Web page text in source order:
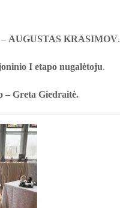
AUGUSTAS KRASIMOV.
I etapo nugalėtoju.
– Greta Giedraitė.